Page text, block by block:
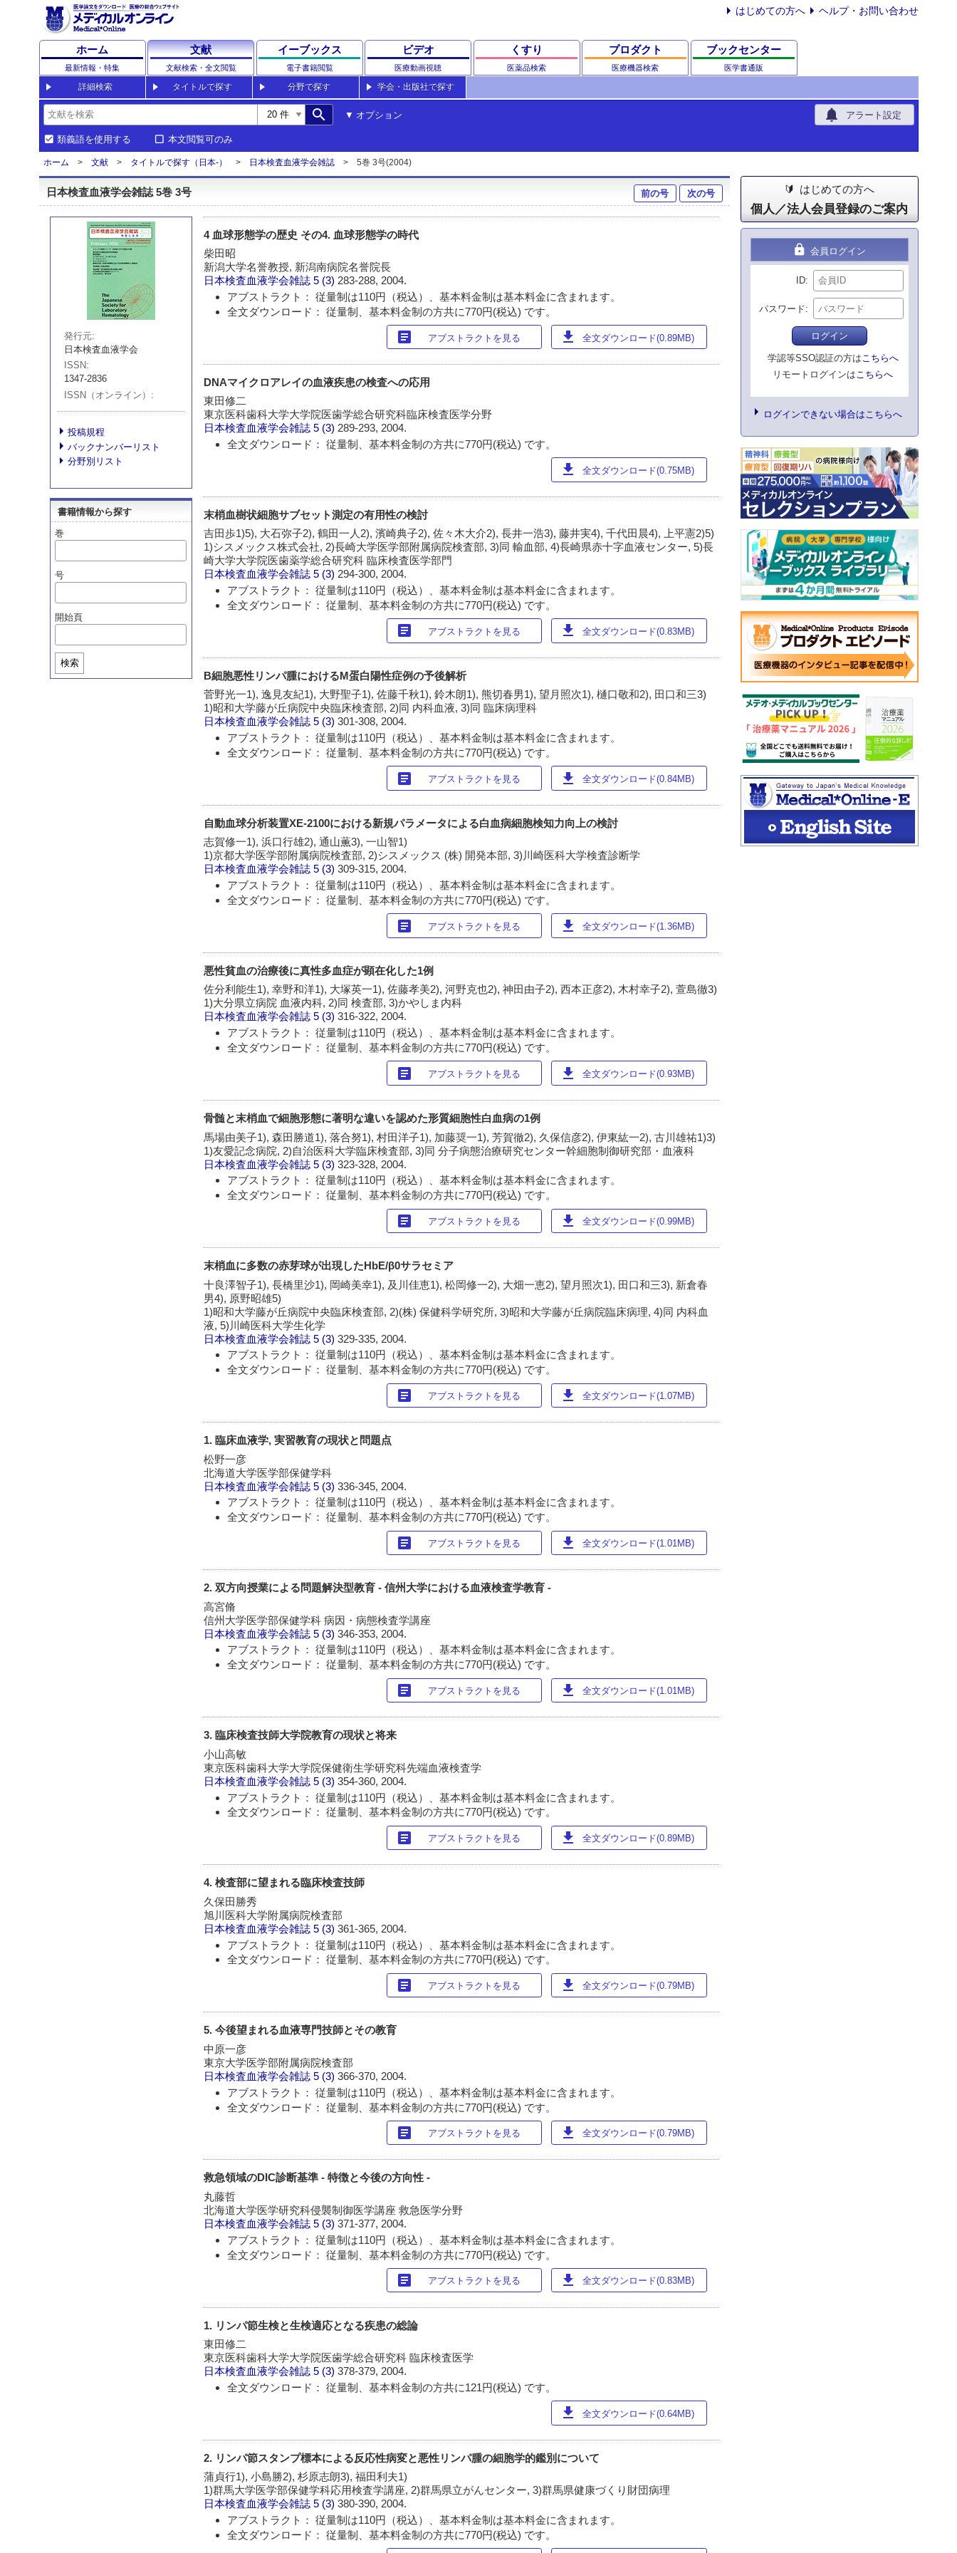
はじめての方へ ヘルプ・お問い合わせ
ホーム
最新情報・特集
文献
文献検索・全文閲覧
イーブックス
電子書籍閲覧
ビデオ
医療動画視聴
くすり
医薬品検索
プロダクト
医療機器検索
ブックセンター
医学書通販
詳細検索 タイトルで探す 分野で探す 学会・出版社で探す
search オプション notifications アラート設定
類義語を使用する 本文閲覧可のみ
ホーム 文献 タイトルで探す（日本-） 日本検査血液学会雑誌 5巻 3号(2004)
日本検査血液学会雑誌 5巻 3号 前の号 次の号
発行元
日本検査血液学会
ISSN
1347-2836
ISSN（オンライン）
投稿規程
バックナンバーリスト
分野別リスト
書籍情報から探す
巻
号
開始頁
検索
4 血球形態学の歴史 その4. 血球形態学の時代
柴田昭
新潟大学名誉教授, 新潟南病院名誉院長
日本検査血液学会雑誌 5 (3) 283-288, 2004.
アブストラクト： 従量制は110円（税込）、基本料金制は基本料金に含まれます。
全文ダウンロード： 従量制、基本料金制の方共に770円(税込) です。
article アブストラクトを見る download 全文ダウンロード(0.89MB)
DNAマイクロアレイの血液疾患の検査への応用
東田修二
東京医科歯科大学大学院医歯学総合研究科臨床検査医学分野
日本検査血液学会雑誌 5 (3) 289-293, 2004.
全文ダウンロード： 従量制、基本料金制の方共に770円(税込) です。
download 全文ダウンロード(0.75MB)
末梢血樹状細胞サブセット測定の有用性の検討
吉田歩1)5), 大石弥子2), 鶴田一人2), 濱崎典子2), 佐々木大介2), 長井一浩3), 藤井実4), 千代田晨4), 上平憲2)5)
1)シスメックス株式会社, 2)長崎大学医学部附属病院検査部, 3)同 輸血部, 4)長崎県赤十字血液センター, 5)長
崎大学大学院医歯薬学総合研究科 臨床検査医学部門
日本検査血液学会雑誌 5 (3) 294-300, 2004.
アブストラクト： 従量制は110円（税込）、基本料金制は基本料金に含まれます。
全文ダウンロード： 従量制、基本料金制の方共に770円(税込) です。
article アブストラクトを見る download 全文ダウンロード(0.83MB)
B細胞悪性リンパ腫におけるM蛋白陽性症例の予後解析
菅野光一1), 逸見友紀1), 大野聖子1), 佐藤千秋1), 鈴木朗1), 熊切春男1), 望月照次1), 樋口敬和2), 田口和三3)
1)昭和大学藤が丘病院中央臨床検査部, 2)同 内科血液, 3)同 臨床病理科
日本検査血液学会雑誌 5 (3)301-308, 2004.
アブストラクト： 従量制は110円（税込）、基本料金制は基本料金に含まれます。
全文ダウンロード： 従量制、基本料金制の方共に770円(税込) です。
article アブストラクトを見る download 全文ダウンロード(0.84MB)
自動血球分析装置XE-2100における新規パラメータによる白血病細胞検知力向上の検討
志賀修一1), 浜口行雄2), 通山薫3), 一山智1)
1)京都大学医学部附属病院検査部, 2)シスメックス (株) 開発本部, 3)川崎医科大学検査診断学
日本検査血液学会雑誌 5 (3)309-315, 2004.
アブストラクト： 従量制は110円（税込）、基本料金制は基本料金に含まれます。
全文ダウンロード： 従量制、基本料金制の方共に770円(税込) です。
article アブストラクトを見る download 全文ダウンロード(1.36MB)
悪性貧血の治療後に真性多血症が顕在化した1例
佐分利能生1), 幸野和洋1), 大塚英一1), 佐藤孝美2), 河野克也2), 神田由子2), 西本正彦2), 木村幸子2), 萱島徹3)
1)大分県立病院 血液内科, 2)同 検査部, 3)かやしま内科
日本検査血液学会雑誌 5 (3)316-322, 2004.
アブストラクト： 従量制は110円（税込）、基本料金制は基本料金に含まれます。
全文ダウンロード： 従量制、基本料金制の方共に770円(税込) です。
article アブストラクトを見る download 全文ダウンロード(0.93MB)
骨髄と末梢血で細胞形態に著明な違いを認めた形質細胞性白血病の1例
馬場由美子1), 森田勝道1), 落合努1), 村田洋子1), 加藤奨一1), 芳賀徹2), 久保信彦2), 伊東紘一2), 古川雄祐1)3)
1)友愛記念病院, 2)自治医科大学臨床検査部, 3)同 分子病態治療研究センター幹細胞制御研究部・血液科
日本検査血液学会雑誌 5 (3)323-328, 2004.
アブストラクト： 従量制は110円（税込）、基本料金制は基本料金に含まれます。
全文ダウンロード： 従量制、基本料金制の方共に770円(税込) です。
article アブストラクトを見る download 全文ダウンロード(0.99MB)
末梢血に多数の赤芽球が出現したHbE/β0サラセミア
十良澤智子1), 長橋里沙1), 岡崎美幸1), 及川佳恵1), 松岡修一2), 大畑一恵2), 望月照次1), 田口和三3), 新倉春
男4), 原野昭雄5)
1)昭和大学藤が丘病院中央臨床検査部, 2)(株) 保健科学研究所, 3)昭和大学藤が丘病院臨床病理, 4)同 内科血
液, 5)川崎医科大学生化学
日本検査血液学会雑誌 5 (3)329-335, 2004.
アブストラクト： 従量制は110円（税込）、基本料金制は基本料金に含まれます。
全文ダウンロード： 従量制、基本料金制の方共に770円(税込) です。
article アブストラクトを見る download 全文ダウンロード(1.07MB)
1. 臨床血液学, 実習教育の現状と問題点
松野一彦
北海道大学医学部保健学科
日本検査血液学会雑誌 5 (3)336-345, 2004.
アブストラクト： 従量制は110円（税込）、基本料金制は基本料金に含まれます。
全文ダウンロード： 従量制、基本料金制の方共に770円(税込) です。
article アブストラクトを見る download 全文ダウンロード(1.01MB)
2. 双方向授業による問題解決型教育 - 信州大学における血液検査学教育 -
高宮脩
信州大学医学部保健学科 病因・病態検査学講座
日本検査血液学会雑誌 5 (3)346-353, 2004.
アブストラクト： 従量制は110円（税込）、基本料金制は基本料金に含まれます。
全文ダウンロード： 従量制、基本料金制の方共に770円(税込) です。
article アブストラクトを見る download 全文ダウンロード(1.01MB)
3. 臨床検査技師大学院教育の現状と将来
小山高敏
東京医科歯科大学大学院保健衛生学研究科先端血液検査学
日本検査血液学会雑誌 5 (3)354-360, 2004.
アブストラクト： 従量制は110円（税込）、基本料金制は基本料金に含まれます。
全文ダウンロード： 従量制、基本料金制の方共に770円(税込) です。
article アブストラクトを見る download 全文ダウンロード(0.89MB)
4. 検査部に望まれる臨床検査技師
久保田勝秀
旭川医科大学附属病院検査部
日本検査血液学会雑誌 5 (3)361-365, 2004.
アブストラクト： 従量制は110円（税込）、基本料金制は基本料金に含まれます。
全文ダウンロード： 従量制、基本料金制の方共に770円(税込) です。
article アブストラクトを見る download 全文ダウンロード(0.79MB)
5. 今後望まれる血液専門技師とその教育
中原一彦
東京大学医学部附属病院検査部
日本検査血液学会雑誌 5 (3)366-370, 2004.
アブストラクト： 従量制は110円（税込）、基本料金制は基本料金に含まれます。
全文ダウンロード： 従量制、基本料金制の方共に770円(税込) です。
article アブストラクトを見る download 全文ダウンロード(0.79MB)
救急領域のDIC診断基準 - 特徴と今後の方向性 -
丸藤哲
北海道大学医学研究科侵襲制御医学講座 救急医学分野
日本検査血液学会雑誌 5 (3)371-377, 2004.
アブストラクト： 従量制は110円（税込）、基本料金制は基本料金に含まれます。
全文ダウンロード： 従量制、基本料金制の方共に770円(税込) です。
article アブストラクトを見る download 全文ダウンロード(0.83MB)
1. リンパ節生検と生検適応となる疾患の総論
東田修二
東京医科歯科大学大学院医歯学総合研究科 臨床検査医学
日本検査血液学会雑誌 5 (3)378-379, 2004.
全文ダウンロード： 従量制、基本料金制の方共に121円(税込) です。
download 全文ダウンロード(0.64MB)
2. リンパ節スタンプ標本による反応性病変と悪性リンパ腫の細胞学的鑑別について
蒲貞行1), 小島勝2), 杉原志朗3), 福田利夫1)
1)群馬大学医学部保健学科応用検査学講座, 2)群馬県立がんセンター, 3)群馬県健康づくり財団病理
日本検査血液学会雑誌 5 (3)380-390, 2004.
アブストラクト： 従量制は110円（税込）、基本料金制は基本料金に含まれます。
全文ダウンロード： 従量制、基本料金制の方共に770円(税込) です。
はじめての方へ
個人／法人会員登録のご案内
lock 会員ログイン
ID
パスワード
ログイン
学認等SSO認証の方はこちらへ
リモートログインはこちらへ
ログインできない場合はこちらへ